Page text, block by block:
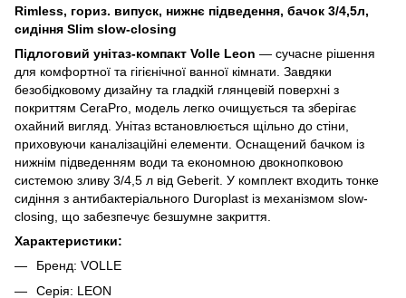
Rimless, гориз. випуск, нижнє підведення, бачок 3/4,5л,
сидіння Slim slow-closing
Підлоговий унітаз-компакт Volle Leon — сучасне рішення
для комфортної та гігієнічної ванної кімнати. Завдяки
безобідковому дизайну та гладкій глянцевій поверхні з
покриттям CeraPro, модель легко очищується та зберігає
охайний вигляд. Унітаз встановлюється щільно до стіни,
приховуючи каналізаційні елементи. Оснащений бачком із
нижнім підведенням води та економною двокнопковою
системою зливу 3/4,5 л від Geberit. У комплект входить тонке
сидіння з антибактеріального Duroplast із механізмом slow-
closing, що забезпечує безшумне закриття.
Характеристики:
Бренд: VOLLE
Серія: LEON